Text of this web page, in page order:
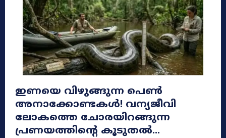
ഇണയെ വിഴുങ്ങുന്ന പെൺ
അനാക്കോണ്ടകൾ! വന്യജീവി
ലോകത്തെ ചോരയിറങ്ങുന്ന
പ്രണയത്തിന്റെ കൂടുതൽ...